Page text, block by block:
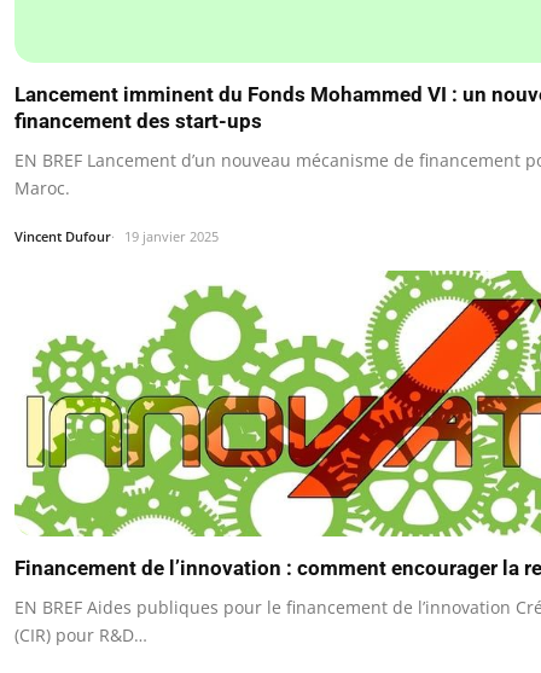
Lancement imminent du Fonds Mohammed VI : un
financement des start-ups
EN BREF Lancement d’un nouveau mécanisme de financement
Maroc.
Vincent Dufour 19 janvier 2025
Financement de l’innovation : comment encourager la
EN BREF Aides publiques pour le financement de l’innovation
(CIR) pour R&D…